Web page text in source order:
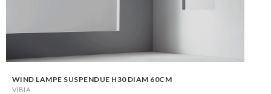
WIND LAMPE SUSPENDUE H30 DIAM 60CM
VIBIA